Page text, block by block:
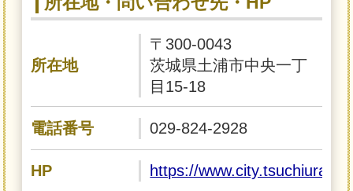
所在地
〒300-0043
茨城県土浦市中央一丁
目15-18
電話番号 029-824-2928
HP https://